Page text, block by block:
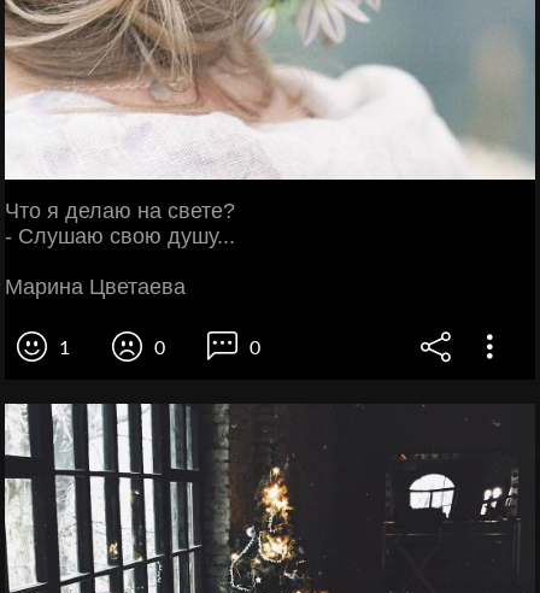
Что я делаю на свете?
- Слушаю свою душу...
Марина Цветаева
1 0 0